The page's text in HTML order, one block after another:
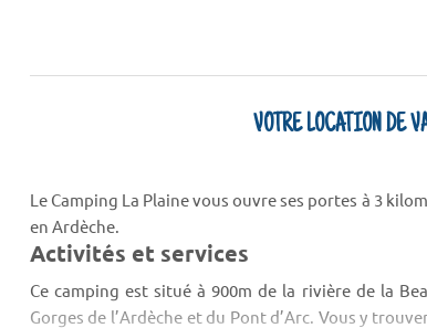
VOTRE LOCATION DE
Le Camping La Plaine vous ouvre ses portes à 3
en Ardèche.
Activités et services
Ce camping est situé à 900m de la rivière de la
Gorges de l’Ardèche et du Pont d’Arc. Vous y